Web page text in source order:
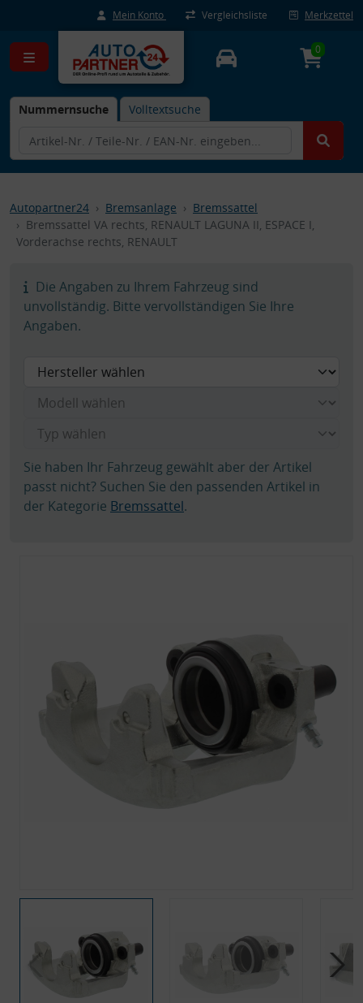
Mein Konto Vergleichsliste Merkzettel
Nummernsuche Volltextsuche
0
Autopartner24 Bremsanlage
Bremssattel
Bremssattel VA rechts, RENAULT LAGUNA II, ESPACE I,
Vorderachse rechts, RENAULT
Die Angaben zu Ihrem Fahrzeug sind
unvollständig. Bitte vervollständigen Sie Ihre
Angaben.
Sie haben Ihr Fahrzeug gewählt aber der Artikel
passt nicht? Suchen Sie den passenden Artikel in
der Kategorie Bremssattel.